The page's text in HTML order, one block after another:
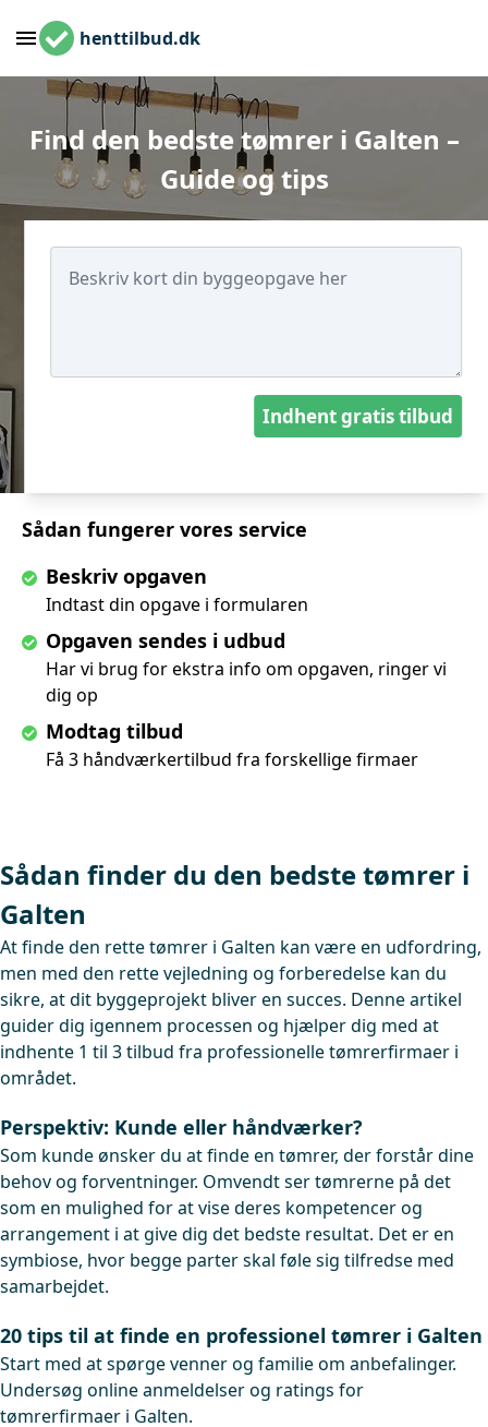
henttilbud.dk
Find den bedste tømrer i Galten –
Guide og tips
Sådan fungerer vores service
Beskriv opgaven
Indtast din opgave i formularen
Opgaven sendes i udbud
Har vi brug for ekstra info om opgaven, ringer vi
dig op
Modtag tilbud
Få 3 håndværkertilbud fra forskellige firmaer
Indhent gratis tilbud
Sådan finder du den bedste tømrer i
Galten
At finde den rette tømrer i Galten kan være en udfordring,
men med den rette vejledning og forberedelse kan du
sikre, at dit byggeprojekt bliver en succes. Denne artikel
guider dig igennem processen og hjælper dig med at
indhente 1 til 3 tilbud fra professionelle tømrerfirmaer i
området.
Perspektiv: Kunde eller håndværker?
Som kunde ønsker du at finde en tømrer, der forstår dine
behov og forventninger. Omvendt ser tømrerne på det
som en mulighed for at vise deres kompetencer og
arrangement i at give dig det bedste resultat. Det er en
symbiose, hvor begge parter skal føle sig tilfredse med
samarbejdet.
20 tips til at finde en professionel tømrer i Galten
Start med at spørge venner og familie om anbefalinger.
Undersøg online anmeldelser og ratings for
tømrerfirmaer i Galten.